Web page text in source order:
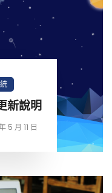
新說明
5 月 11 日